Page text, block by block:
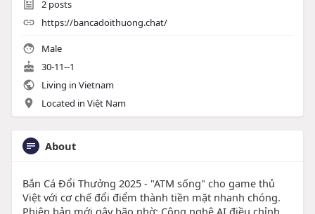
2posts
https://bancadoithuong.chat/
Male
30-11--1
Living in Vietnam
Located in Việt Nam
About
Bắn Cá Đổi Thưởng 2025 - "ATM sống" cho game thủ
Việt với cơ chế đổi điểm thành tiền mặt nhanh chóng.